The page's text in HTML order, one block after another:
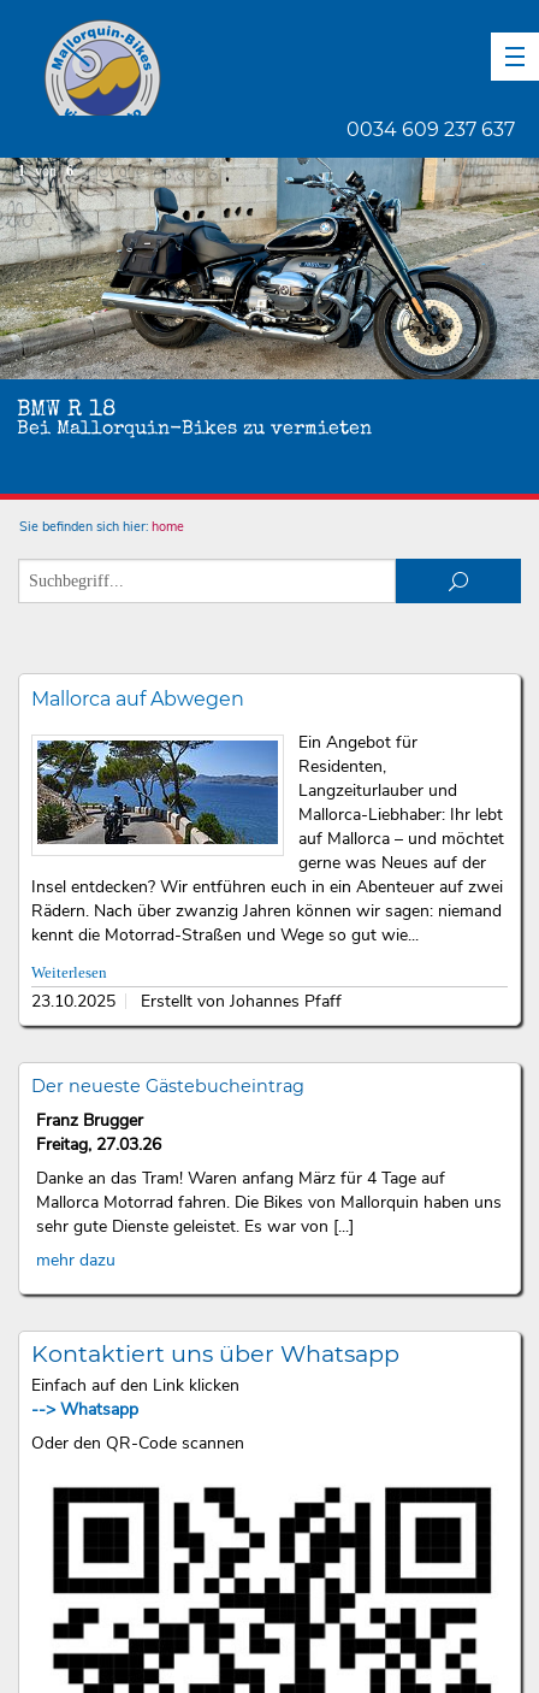
0034 609 237 637
BMW R 18
Bei Mallorquin-Bikes zu vermieten
1 von 6
Sie befinden sich hier: home
Mallorca auf Abwegen
Ein Angebot für
Residenten,
Langzeiturlauber und
Mallorca-Liebhaber: Ihr lebt
auf Mallorca – und möchtet
gerne was Neues auf der
Insel entdecken? Wir entführen euch in ein Abenteuer auf zwei
Rädern. Nach über zwanzig Jahren können wir sagen: niemand
kennt die Motorrad-Straßen und Wege so gut wie...
Weiterlesen
23.10.2025 Erstellt von Johannes Pfaff
Der neueste Gästebucheintrag
Franz Brugger
Freitag, 27.03.26
Danke an das Tram! Waren anfang März für 4 Tage auf
Mallorca Motorrad fahren. Die Bikes von Mallorquin haben uns
sehr gute Dienste geleistet. Es war von [...]
mehr dazu
Kontaktiert uns über Whatsapp
Einfach auf den Link klicken
--> Whatsapp
Oder den QR-Code scannen